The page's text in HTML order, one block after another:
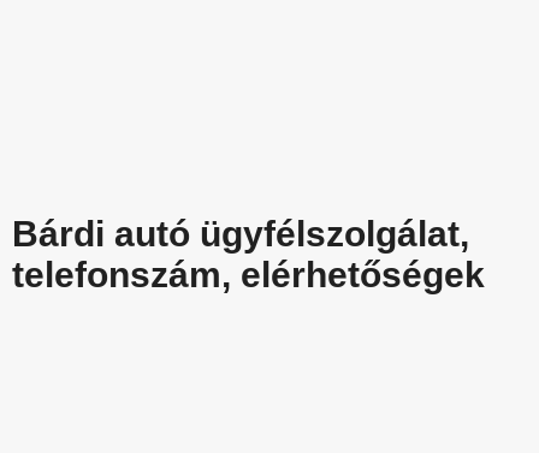
Bárdi autó ügyfélszolgálat,
telefonszám, elérhetőségek